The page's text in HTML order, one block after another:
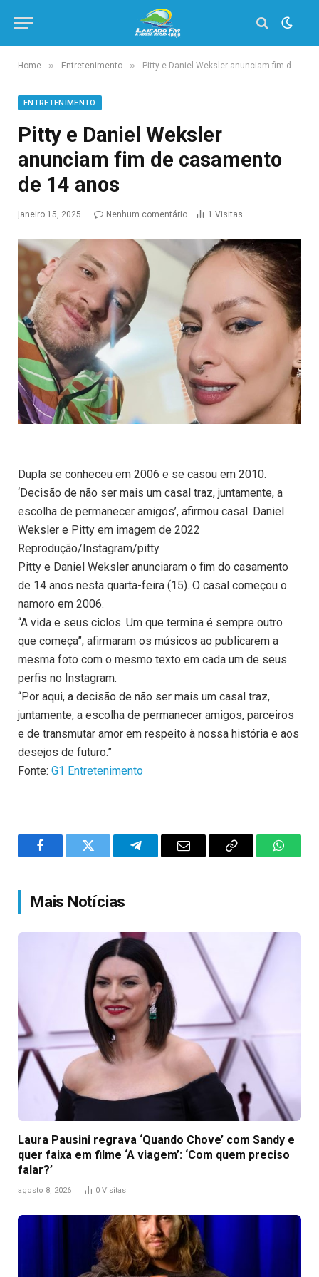
Home » Entretenimento » Pitty e Daniel Weksler anunciam fim de casamento de 14 anos
ENTRETENIMENTO
Pitty e Daniel Weksler
anunciam fim de casamento
de 14 anos
janeiro 15, 2025 Nenhum comentário 1 Visitas
Dupla se conheceu em 2006 e se casou em 2010.
‘Decisão de não ser mais um casal traz, juntamente, a
escolha de permanecer amigos’, afirmou casal. Daniel
Weksler e Pitty em imagem de 2022
Reprodução/Instagram/pitty
Pitty e Daniel Weksler anunciaram o fim do casamento
de 14 anos nesta quarta-feira (15). O casal começou o
namoro em 2006.
“A vida e seus ciclos. Um que termina é sempre outro
que começa”, afirmaram os músicos ao publicarem a
mesma foto com o mesmo texto em cada um de seus
perfis no Instagram.
“Por aqui, a decisão de não ser mais um casal traz,
juntamente, a escolha de permanecer amigos, parceiros
e de transmutar amor em respeito à nossa história e aos
desejos de futuro.”
Fonte: G1 Entretenimento
FacebookTwitter TelegramEmail
Copy
Mais Notícias
Laura Pausini regrava ‘Quando Chove’ com Sandy e
quer faixa em filme ‘A viagem’: ‘Com quem preciso
falar?’
agosto 8, 2026 0 Visitas